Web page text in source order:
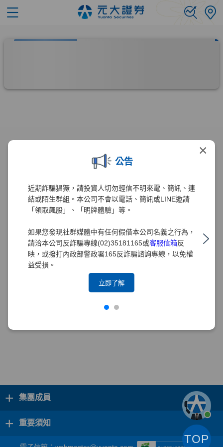
×
公告
近期詐騙猖獗，請投資人切勿輕信不明來電、簡訊、連
結或陌生群組。本公司不會以電話、簡訊或LINE邀請
「領取飆股」、「明牌體驗」等。
如果您發現社群媒體中有任何假借本公司名義之行為，
請洽本公司反詐騙專線(02)35181165或客服信箱反
映，或撥打內政部警政署165反詐騙諮詢專線，以免權
益受損。
立即了解
+ 集團成員
+ 重要須知
TOP